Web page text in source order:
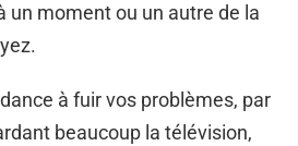
un moment ou un autre de la
à fuir vos problèmes, par
beaucoup la télévision,